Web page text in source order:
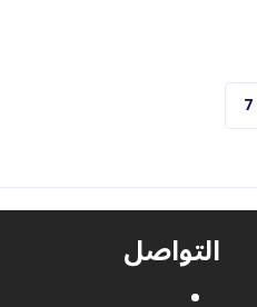
الصفحة الحاليّة
7
التواصل